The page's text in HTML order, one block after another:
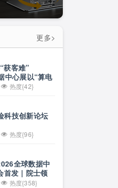
更多>
获客难”
中心展以“算电
力供应链
热度{42}
科技创新论坛
热度{96}
全球数据中
首发｜院士领
业已确认，
热度{358}